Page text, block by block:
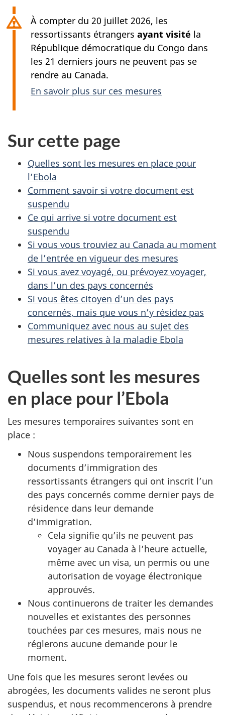
À compter du 20 juillet 2026, les
ressortissants étrangers ayant visité la
République démocratique du Congo dans
les 21 derniers jours ne peuvent pas se
rendre au Canada.
En savoir plus sur ces mesures
Sur cette page
Quelles sont les mesures en place pour
l’Ebola
Comment savoir si votre document est
suspendu
Ce qui arrive si votre document est
suspendu
Si vous vous trouviez au Canada au moment
de l’entrée en vigueur des mesures
Si vous avez voyagé, ou prévoyez voyager,
dans l’un des pays concernés
Si vous êtes citoyen d’un des pays
concernés, mais que vous n’y résidez pas
Communiquez avec nous au sujet des
mesures relatives à la maladie Ebola
Quelles sont les mesures
en place pour l’Ebola
Les mesures temporaires suivantes sont en
place :
Nous suspendons temporairement les
documents d’immigration des
ressortissants étrangers qui ont inscrit l’un
des pays concernés comme dernier pays de
résidence dans leur demande
d’immigration.
Cela signifie qu’ils ne peuvent pas
voyager au Canada à l’heure actuelle,
même avec un visa, un permis ou une
autorisation de voyage électronique
approuvés.
Nous continuerons de traiter les demandes
nouvelles et existantes des personnes
touchées par ces mesures, mais nous ne
réglerons aucune demande pour le
moment.
Une fois que les mesures seront levées ou
abrogées, les documents valides ne seront plus
suspendus, et nous recommencerons à prendre